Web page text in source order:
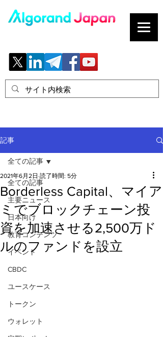
記事
全ての記事
主要ニュース
日本向け
教育コンテンツ
イベント
CBDC
ユースケース
トークン
ウォレット
全ての記事
Borderless Capital、マイア
ミでブロックチェーン投
資を加速させる2,500万ド
ルのファンドを設立
2021年6月2日 読了時間: 5分